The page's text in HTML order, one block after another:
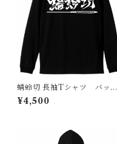
蜻蛉切 長袖Tシャツ バック
プリント（刀剣 日本）
¥4,500